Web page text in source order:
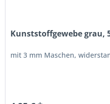
Kunststoffgewebe grau,
mit 3 mm Maschen,